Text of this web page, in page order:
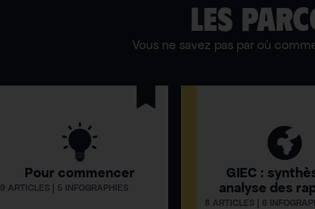
LES
Vous ne savez pas par où
Pour commencer
9 ARTICLES | 5 INFOGRAPHIES
GIEC :
analyse des
8 ARTICLES | 6